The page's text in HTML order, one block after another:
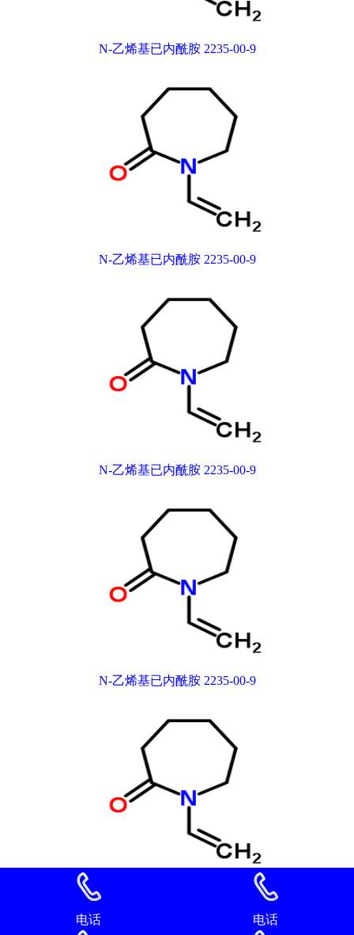
N-乙烯基已内酰胺 2235-00-9
N-乙烯基已内酰胺 2235-00-9
N-乙烯基已内酰胺 2235-00-9
N-乙烯基已内酰胺 2235-00-9
N-乙烯基已内酰胺 2235-00-9
电话 电话